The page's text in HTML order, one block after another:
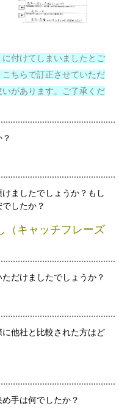
に付けてしまいましたとご
ちらで訂正させていただ
があります。ご了承くだ
ましたでしょうか？もし
したか？
（キャッチフレーズ
だけましたでしょうか？
他社と比較された方はど
手は何でしたか？